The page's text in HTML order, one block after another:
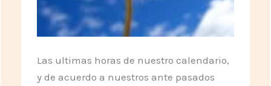
Las ultimas horas de nuestro calendario,
y de acuerdo a nuestros ante pasados